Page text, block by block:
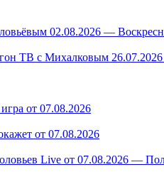
02.08.2026 —
ТВ с Михалковым
от 07.08.2026
от 07.08.2026
Live от 07.08.2026 —